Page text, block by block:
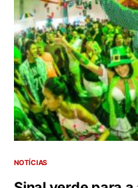
NOTÍCIAS